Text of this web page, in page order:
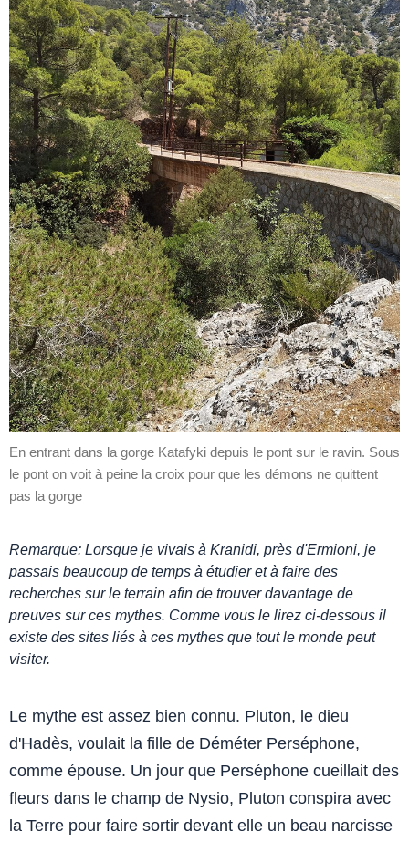
En entrant dans la gorge Katafyki depuis le pont sur le ravin. Sous
le pont on voit à peine la croix pour que les démons ne quittent
pas la gorge
Remarque: Lorsque je vivais à Kranidi, près d'Ermioni, je
passais beaucoup de temps à étudier et à faire des
recherches sur le terrain afin de trouver davantage de
preuves sur ces mythes. Comme vous le lirez ci-dessous il
existe des sites liés à ces mythes que tout le monde peut
visiter.
Le mythe est assez bien connu. Pluton, le dieu
d'Hadès, voulait la fille de Déméter Perséphone,
comme épouse. Un jour que Perséphone cueillait des
fleurs dans le champ de Nysio, Pluton conspira avec
la Terre pour faire sortir devant elle un beau narcisse